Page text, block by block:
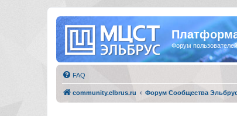
Форум
FAQ
community.elbrus.ru Форум Сообщества